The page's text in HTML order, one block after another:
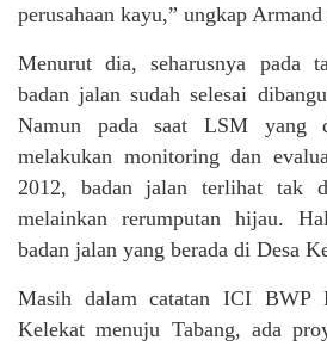
perusahaan kayu,” ungkap
Menurut dia, seharusnya pada
badan jalan sudah selesai
Namun pada saat LSM yang
melakukan monitoring dan
2012, badan jalan terlihat tak
melainkan rerumputan hijau.
badan jalan yang berada di Desa
Masih dalam catatan ICI BWP
Kelekat menuju Tabang, ada